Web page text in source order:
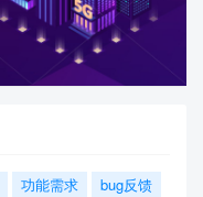
功能需求
bug反馈